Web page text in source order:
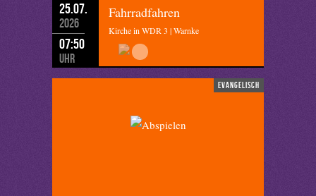
25.07.
2026
07:50
Uhr
Fahrradfahren
Kirche in WDR 3 | Warnke
evangelisch